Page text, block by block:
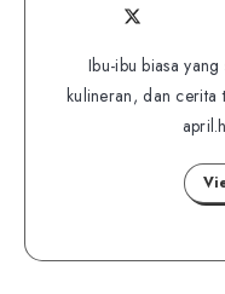
on
me
on
Ibu-ibu biasa
kulineran, dan cerita